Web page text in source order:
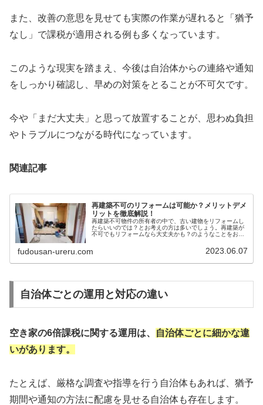
また、改善の意思を見せても実際の作業が遅れると「猶予
なし」で課税が適用される例も多くなっています。
このような現実を踏まえ、今後は自治体からの連絡や通知
をしっかり確認し、早めの対策をとることが不可欠です。
今や「まだ大丈夫」と思って放置することが、思わぬ負担
やトラブルにつながる時代になっています。
関連記事
再建築不可のリフォームは可能か？メリットデメ
リットを徹底解説！
再建築不可物件の所有者の中で、古い建物をリフォームし
たらいいのでは？とお考えの方は多いでしょう。再建築が
不可でもリフォームなら大丈夫かも？のようなことをお考
fudousan-ureru.com 2023.06.07
自治体ごとの運用と対応の違い
空き家の6倍課税に関する運用は、
自治体ごとに細かな違
いがあります。
たとえば、厳格な調査や指導を行う自治体もあれば、猶予
期間や通知の方法に配慮を見せる自治体も存在します。